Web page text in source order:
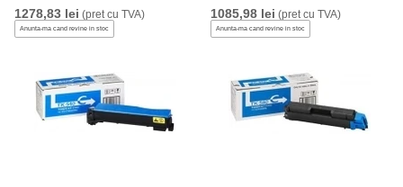
1278,83 lei (pret cu TVA)
Anunta-ma cand revine in stoc
1085,98 lei (pret cu TVA)
Anunta-ma cand revine in stoc